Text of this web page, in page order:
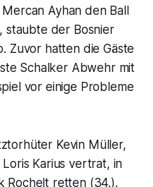
Ayhan den Ball
staubte der Bosnier
Zuvor hatten die Gäste
Schalker Abwehr mit
vor einige Probleme
Kevin Müller,
Karius vertrat, in
Rochelt retten (34.).